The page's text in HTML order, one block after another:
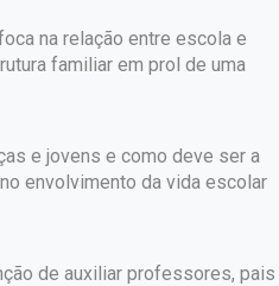
na relação entre escola e
familiar em prol de uma
e jovens e como deve ser a
envolvimento da vida escolar
de auxiliar professores, pais